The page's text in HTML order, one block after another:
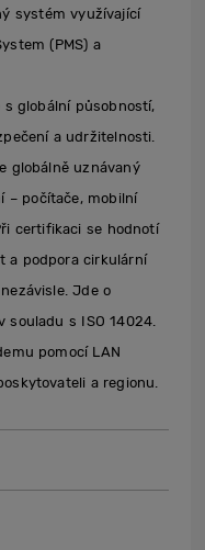
systém využívající
(PMS) a
s globální působností,
a udržitelnosti.
globálně uznávaný
– počítače, mobilní
certifikaci se hodnotí
a podpora cirkulární
Jde o
s ISO 14024.
pomocí LAN
a regionu.